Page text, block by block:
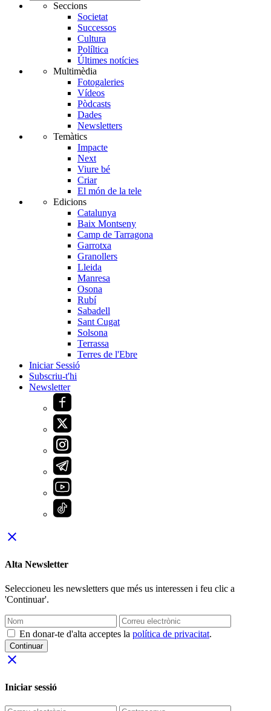
Seccions
Societat
Successos
Cultura
Políltica
Últimes notícies
Multimèdia
Fotogaleries
Vídeos
Pòdcasts
Dades
Newsletters
Temàtics
Impacte
Next
Viure bé
Criar
El món de la tele
Edicions
Catalunya
Baix Montseny
Camp de Tarragona
Garrotxa
Granollers
Lleida
Manresa
Osona
Rubí
Sabadell
Sant Cugat
Solsona
Terrassa
Terres de l'Ebre
Iniciar Sessió
Subscriu-t'hi
Newsletter
close
Alta Newsletter
Seleccioneu les newsletters que més us interessen i feu clic a
'Continuar'.
En donar-te d'alta acceptes la política de privacitat.
Continuar
close
Iniciar sessió